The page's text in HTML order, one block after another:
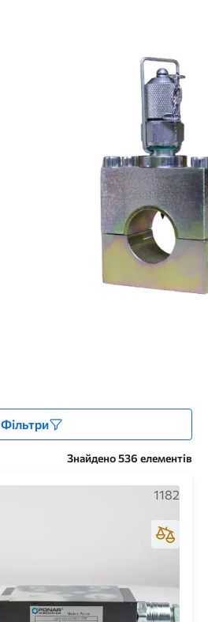
Фільтри
Знайдено 536 елементів
1182